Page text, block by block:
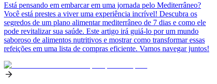
Está pensando em embarcar em uma jornada pelo Mediterrâneo?
Você está prestes a viver uma experiência incrível! Descubra os
segredos de um plano alimentar mediterrâneo de 7 dias e como ele
pode revitalizar sua saúde. Este artigo irá guiá-lo por um mundo
saboroso de alimentos nutritivos e mostrar como transformar essas
refeições em uma lista de compras eficiente. Vamos navegar juntos!